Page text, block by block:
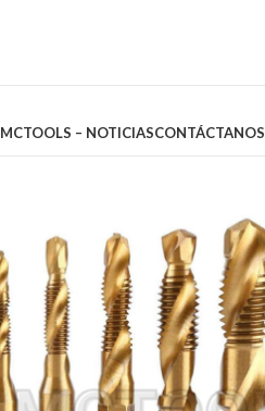
MCTOOLS – NOTICIASCONTÁCTANOS